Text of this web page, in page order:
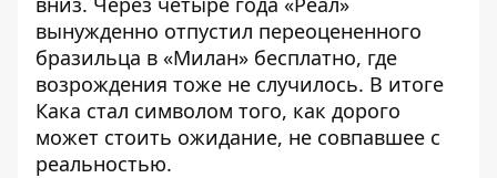
вынужденно отпустил переоцененного
бразильца в «Милан» бесплатно, где
возрождения тоже не случилось. В итоге
Кака стал символом того, как дорого
может стоить ожидание, не совпавшее с
реальностью.